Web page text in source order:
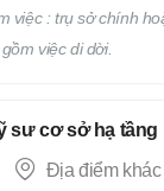
việc : trụ sở chính
việc di dời.
sư cơ sở hạ tầng
Địa điểm khác